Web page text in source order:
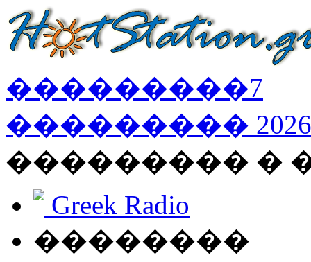
���������7
��������� 2026
��������� �
Greek Radio
��������